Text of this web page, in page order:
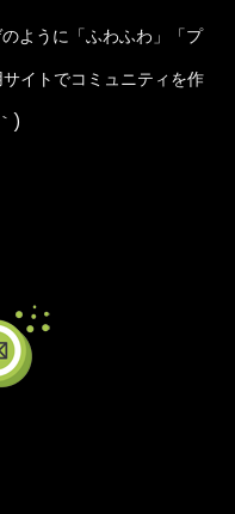
ように「ふわふわ」「プ
イトでコミュニティを作
)